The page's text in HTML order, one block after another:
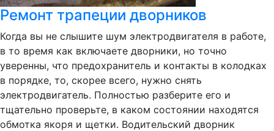
Ремонт трапеции дворников
Когда вы не слышите шум электродвигателя в работе,
в то время как включаете дворники, но точно
уверенны, что предохранитель и контакты в колодках
в порядке, то, скорее всего, нужно снять
электродвигатель. Полностью разберите его и
тщательно проверьте, в каком состоянии находятся
обмотка якоря и щетки. Водительский дворник